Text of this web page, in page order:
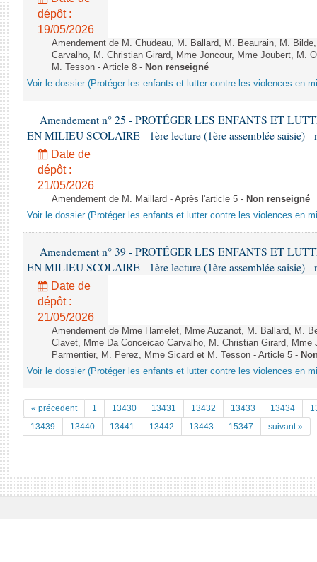
dépôt :
19/05/2026
Amendement de M. Chudeau, M. Ballard, M. Beaurain, M.
Carvalho, M. Christian Girard, Mme Joncour, Mme Joubert, M.
M. Tesson - Article 8 - Non renseigné
Voir le dossier (Protéger les enfants et lutter contre les violences en
Amendement n° 25 - PROTÉGER LES ENFANTS ET
EN MILIEU SCOLAIRE - 1ère lecture (1ère assemblée saisie) -
Date de
dépôt :
21/05/2026
Amendement de M. Maillard - Après l'article 5 - Non renseigné
Voir le dossier (Protéger les enfants et lutter contre les violences en
Amendement n° 39 - PROTÉGER LES ENFANTS ET
EN MILIEU SCOLAIRE - 1ère lecture (1ère assemblée saisie) -
Date de
dépôt :
21/05/2026
Amendement de Mme Hamelet, Mme Auzanot, M. Ballard, M.
Clavet, Mme Da Conceicao Carvalho, M. Christian Girard,
Parmentier, M. Perez, Mme Sicard et M. Tesson - Article 5 -
Voir le dossier (Protéger les enfants et lutter contre les violences en
« précedent 1 13430 13431 13432 13433 13434
13439
13440 13441 13442 13443 15347 suivant »